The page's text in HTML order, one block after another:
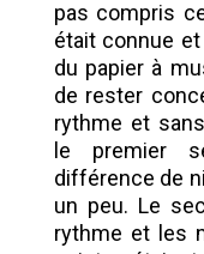
pas compris
était connue
du papier à
de rester
rythme et
le premier
différence de
un peu. Le
rythme et les